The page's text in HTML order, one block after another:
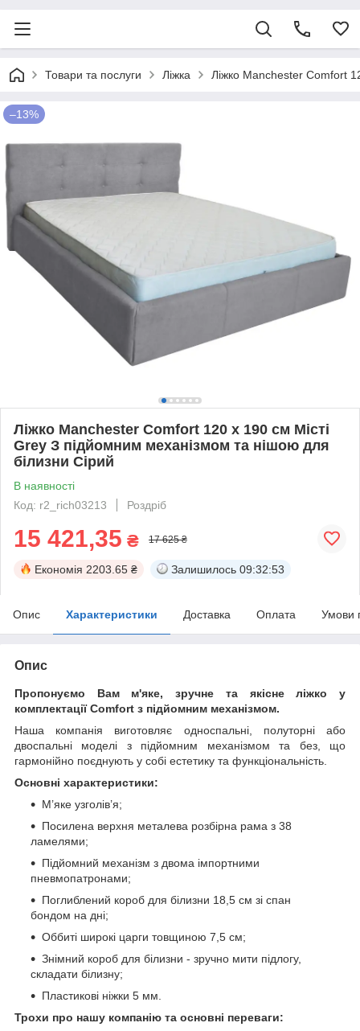
Товари та послуги Ліжка Ліжко Manchester Comfort
–13%
Ліжко Manchester Comfort 120 х 190 см Місті
Grey З підйомним механізмом та нішою для
білизни Сірий
В наявності
Код: r2_rich03213
Роздріб
15 421,35 ₴ 17 625 ₴
Економія 2203.65 ₴ Залишилось 09:32:52
Опис Характеристики Доставка Оплата Умови
Опис
Пропонуємо Вам м'яке, зручне та якiсне ліжко у
комплектації Comfort з підйомним механізмом.
Наша компанія виготовляє односпальні, полуторні або
двоспальні моделі з підйомним механізмом та без, що
гармонійно поєднують у собі естетику та функціональність.
Основні характеристики:
М’яке узголів’я;
Посилена верхня металева розбірна рама з 38
ламелями;
Підйомний механізм з двома імпортними
пневмопатронами;
Поглиблений короб для білизни 18,5 см зі спан
бондом на дні;
Оббиті широкі царги товщиною 7,5 см;
Знімний короб для білизни - зручно мити підлогу,
складати білизну;
Пластикові ніжки 5 мм.
Трохи про нашу компанію та основні переваги: